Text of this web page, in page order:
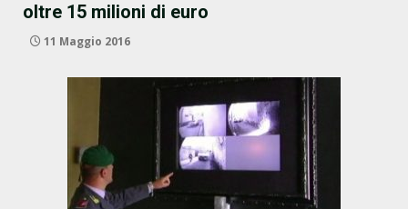
oltre 15 milioni di euro
11 Maggio 2016